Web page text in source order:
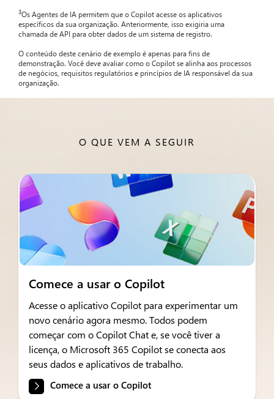
3Os Agentes de IA permitem que o Copilot acesse os aplicativos
específicos da sua organização. Anteriormente, isso exigiria uma
chamada de API para obter dados de um sistema de registro.
O conteúdo deste cenário de exemplo é apenas para fins de
demonstração. Você deve avaliar como o Copilot se alinha aos processos
de negócios, requisitos regulatórios e princípios de IA responsável da sua
organização.
O QUE VEM A SEGUIR
Comece a usar o Copilot
Acesse o aplicativo Copilot para experimentar um
novo cenário agora mesmo. Todos podem
começar com o Copilot Chat e, se você tiver a
licença, o Microsoft 365 Copilot se conecta aos
seus dados e aplicativos de trabalho.
Comece a usar o Copilot